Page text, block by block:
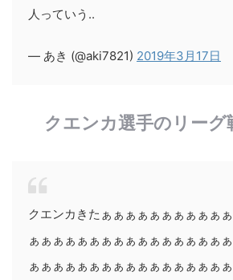
人っていう..
— あき (@aki7821) 2019年3月17日
クエンカ選手のリーグ
クエンカきたぁぁぁぁぁぁぁぁぁぁ
ぁぁぁぁぁぁぁぁぁぁぁぁぁぁぁぁ
ぁぁぁぁぁぁぁぁぁぁぁぁぁぁぁぁ